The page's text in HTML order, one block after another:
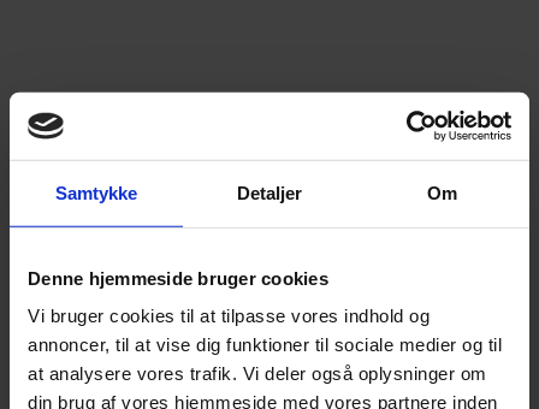
Samtykke Detaljer Om
Denne hjemmeside bruger cookies
Vi bruger cookies til at tilpasse vores indhold og
annoncer, til at vise dig funktioner til sociale medier og til
at analysere vores trafik. Vi deler også oplysninger om
din brug af vores hjemmeside med vores partnere inden